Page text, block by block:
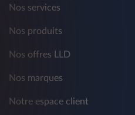
Nos services
Nos produits
Nos offres LLD
Nos marques
Notre espace client